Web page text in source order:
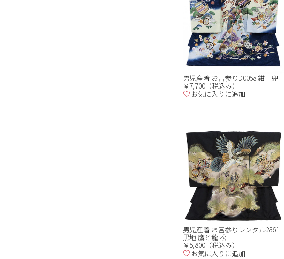
男児産着 お宮参りD0058 紺 兜
￥7,700（税込み）
お気に入りに追加
男児産着 お宮参りレンタル2861
黒地 鷹と龍 松
￥5,800（税込み）
お気に入りに追加